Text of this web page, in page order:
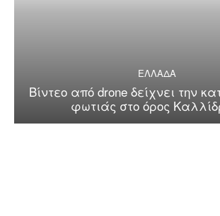
ΕΛΛΑΔΑ
Βίντεο από drone δείχνει την
φωτιάς στο όρος